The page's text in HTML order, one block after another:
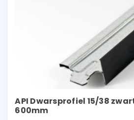
API Dwarsprofiel 15/38
600mm